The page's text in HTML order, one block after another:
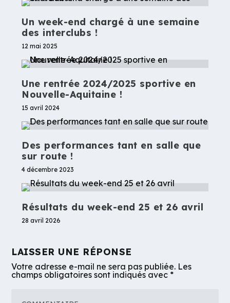
Un week-end chargé à une semaine
des interclubs !
12 mai 2025
Une rentrée 2024/2025 sportive en
Nouvelle-Aquitaine !
15 avril 2024
Des performances tant en salle que
sur route !
4 décembre 2023
Résultats du week-end 25 et 26 avril
28 avril 2026
LAISSER UNE RÉPONSE
Votre adresse e-mail ne sera pas publiée. Les
champs obligatoires sont indiqués avec *